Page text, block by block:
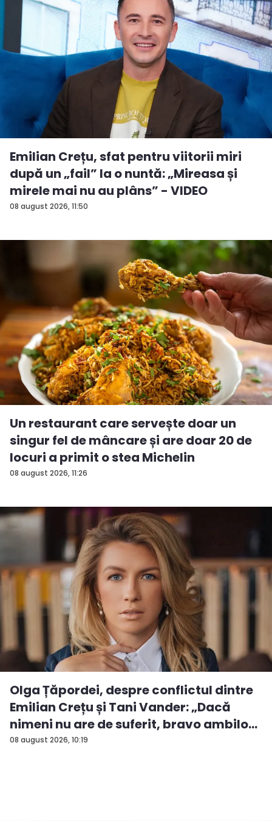
08 august 2026, 11:50
Emilian Crețu, sfat pentru viitorii miri
după un „fail” la o nuntă: „Mireasa și
mirele mai nu au plâns” - VIDEO
08 august 2026, 11:26
Un restaurant care servește doar un
singur fel de mâncare și are doar 20 de
locuri a primit o stea Michelin
08 august 2026, 10:19
Olga Țăpordei, despre conflictul dintre
Emilian Crețu și Tani Vander: „Dacă
nimeni nu are de suferit, bravo ambilo...